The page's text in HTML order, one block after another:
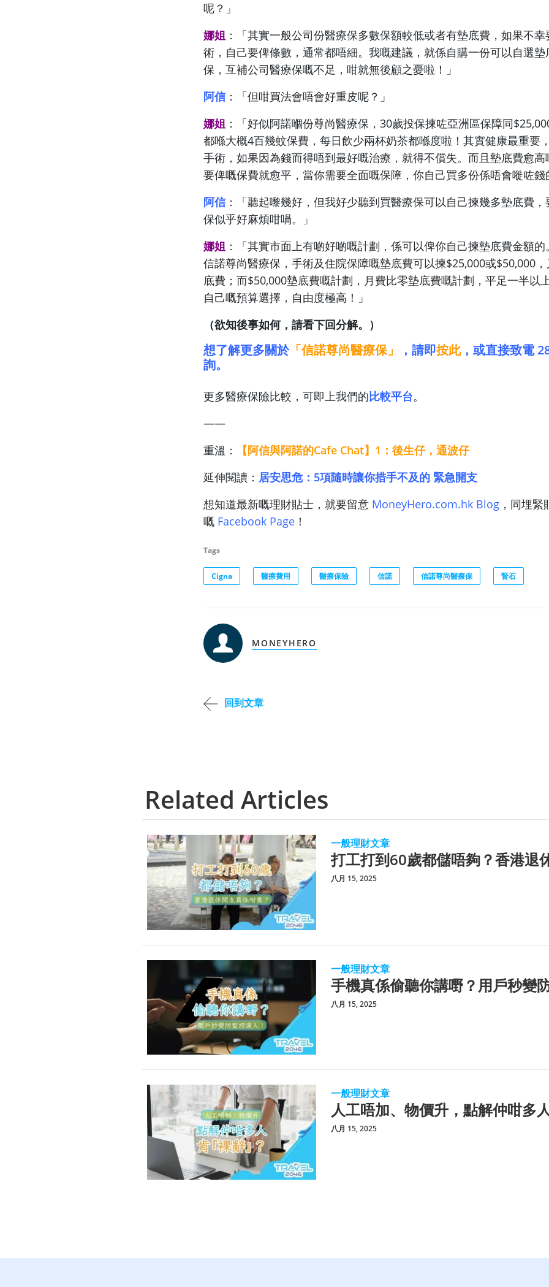
呢？」
娜姐 ：「其實一般公司份醫療保多數保額較低或者有墊底費，如果不
術 ，自己要俾條數，通常都唔細。我嘅建議，就係自購一份可以自選
保，互補公司醫療保嘅不足，咁就無後顧之憂啦！」
阿信：「但咁買法會唔會好重皮呢？」
娜姐 ：「好似阿諾嗰份尊尚醫療保，30歲投保揀咗亞洲區保障同
都喺大概4百幾蚊保費，每日飲少兩杯奶茶都喺度啦！ 其實健康最重要
手術，如果因為錢而得唔到最好嘅治療，就得不償失。而且墊底費愈
要俾嘅保費就愈平，當你需要全面嘅保障，你自己買多份係唔會嘥咗錢
阿信：「聽起嚟幾好，但我好少聽到買醫療保可以自己揀幾多墊底費
保似乎好麻煩咁喎。」
娜姐 ：「其實市面上有啲好啲嘅計劃，係可以俾你自己揀墊底費金額
信諾尊尚醫療保，手術及住院保障嘅墊底費可以揀$25,000或$50,000
底費；而$50,000墊底費嘅計劃，月費比零墊底費嘅計劃，平足一半以
自己嘅預算選擇，自由度極高！」
（欲知後事如何，請看下回分解。）
想了解更多關於「信諾尊尚醫療保」 ，請即按此，或直接致電
詢。
更多醫療保險比較，可即上我們的比較平台。
——
重溫：
【阿信與阿諾的Cafe Chat】1：後生仔，通波仔
延伸閱讀： 居安思危：5項隨時讓你措手不及的 緊急開支
想知道最新嘅理財貼士，就要留意 MoneyHero.com.hk Blog ，同埋緊
嘅 Facebook Page ！
Tags
Cigna 醫療費用 醫療保險 信諾 信諾尊尚醫療保 腎石
MONEYHERO
回到文章
Related Articles
一般理財文章
打工打到60歲都儲唔夠？香港退
八月 15, 2025
一般理財文章
手機真係偷聽你講嘢？用戶秒變
八月 15, 2025
一般理財文章
人工唔加、物價升，點解仲咁多
八月 15, 2025